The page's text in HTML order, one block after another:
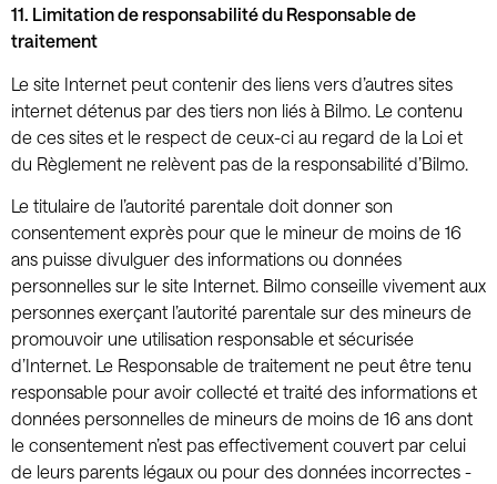
11. Limitation de responsabilité du Responsable de
traitement
Le site Internet peut contenir des liens vers d’autres sites
internet détenus par des tiers non liés à Bilmo. Le contenu
de ces sites et le respect de ceux-ci au regard de la Loi et
du Règlement ne relèvent pas de la responsabilité d’Bilmo.
Le titulaire de l’autorité parentale doit donner son
consentement exprès pour que le mineur de moins de 16
ans puisse divulguer des informations ou données
personnelles sur le site Internet. Bilmo conseille vivement aux
personnes exerçant l’autorité parentale sur des mineurs de
promouvoir une utilisation responsable et sécurisée
d’Internet. Le Responsable de traitement ne peut être tenu
responsable pour avoir collecté et traité des informations et
données personnelles de mineurs de moins de 16 ans dont
le consentement n’est pas effectivement couvert par celui
de leurs parents légaux ou pour des données incorrectes -